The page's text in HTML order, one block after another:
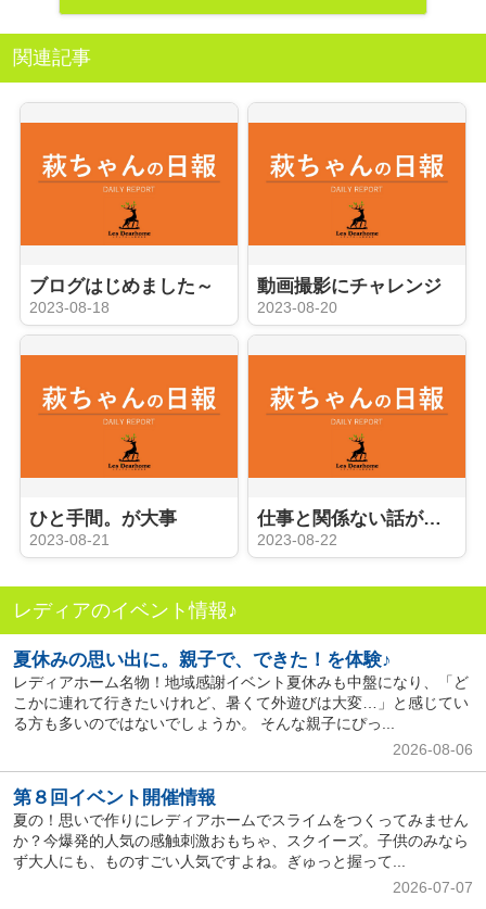
関連記事
ブログはじめました～
2023-08-18
動画撮影にチャレンジ
2023-08-20
ひと手間。が大事
2023-08-21
仕事と関係ない話が大切
2023-08-22
レディアのイベント情報♪
夏休みの思い出に。親子で、できた！を体験♪
レディアホーム名物！地域感謝イベント夏休みも中盤になり、「ど
こかに連れて行きたいけれど、暑くて外遊びは大変…」と感じてい
る方も多いのではないでしょうか。 そんな親子にぴっ...
2026-08-06
第８回イベント開催情報
夏の！思いで作りにレディアホームでスライムをつくってみません
か？今爆発的人気の感触刺激おもちゃ、スクイーズ。子供のみなら
ず大人にも、ものすごい人気ですよね。ぎゅっと握って...
2026-07-07